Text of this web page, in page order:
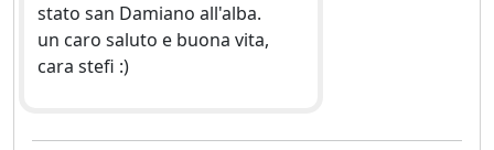
stato san Damiano all'alba.
un caro saluto e buona vita,
cara stefi :)